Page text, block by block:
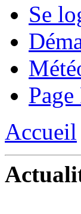
Se
Accueil